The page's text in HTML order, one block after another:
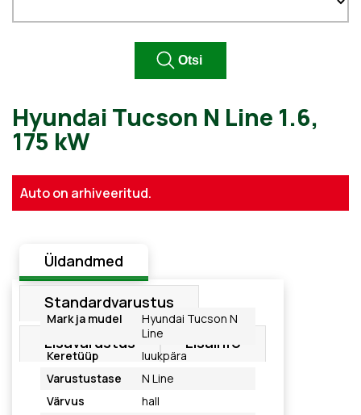
Hyundai Tucson N Line 1.6,
Auto on arhiveeritud.
Üldandmed
Standardvarustus
Lisavarustus Lisainfo
Mark ja mudel
Hyundai Tucson N
Line
Keretüüp
luukpära
Varustustase
N Line
Värvus
hall